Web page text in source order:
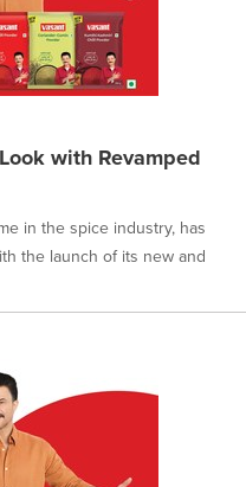
with Revamped
in the spice industry, has
the launch of its new and